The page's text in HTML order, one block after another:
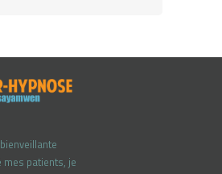
mes patients, je